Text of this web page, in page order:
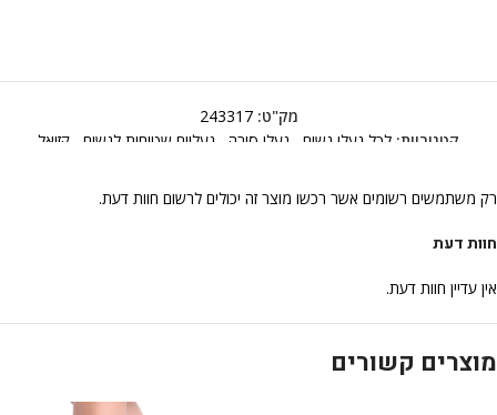
מק"ט:243317
קטגוריות: לכל נעלי נשים נעלי סירה נעליים שטוחות לנשים קזואל
חוות דעת
אין עדיין חוות דעת.
רק משתמשים רשומים אשר רכשו מוצר זה יכולים לרשום חוות דעת.
מוצרים קשורים